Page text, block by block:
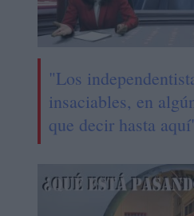
"Los
insaciables, en
que decir hasta